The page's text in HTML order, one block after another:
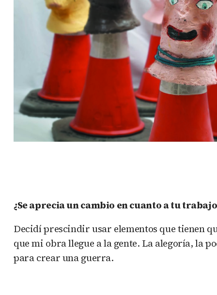
¿Se aprecia un cambio en cuanto a tu
Decidí prescindir usar elementos que tienen
que mi obra llegue a la gente. La alegoría, la
para crear una guerra.